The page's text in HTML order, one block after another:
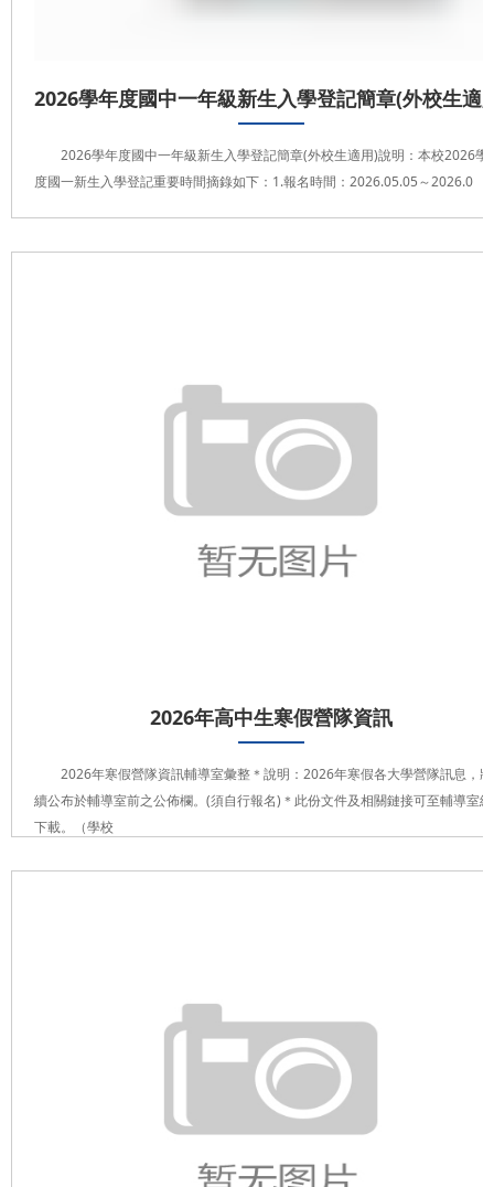
2026學年度國中一年級新生入學登記簡章(外校生適
2026學年度國中一年級新生入學登記簡章(外校生適用)說明：本校2026學
度國一新生入學登記重要時間摘錄如下：1.報名時間：2026.05.05～2026.0
2026年高中生寒假營隊資訊
2026年寒假營隊資訊輔導室彙整＊說明：2026年寒假各大學營隊訊息，
續公布於輔導室前之公佈欄。(須自行報名)＊此份文件及相關鏈接可至輔導室
下載。（學校